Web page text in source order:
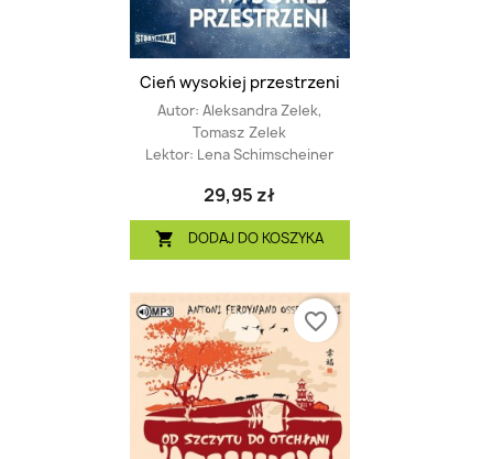
Cień wysokiej przestrzeni
Autor: Aleksandra Zelek,
Tomasz Zelek
Lektor: Lena Schimscheiner
29,95 zł
 DODAJ DO KOSZYKA
favorite_border